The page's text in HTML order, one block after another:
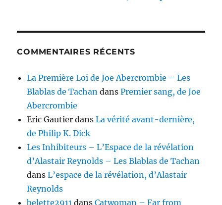
COMMENTAIRES RÉCENTS
La Première Loi de Joe Abercrombie – Les
Blablas de Tachan dansPremier sang, de Joe
Abercrombie
Eric Gautier dansLa vérité avant-dernière,
de Philip K. Dick
Les Inhibiteurs – L’Espace de la révélation
d’Alastair Reynolds – Les Blablas de Tachan
dansL’espace de la révélation, d’Alastair
Reynolds
belette2911 dansCatwoman – Far from